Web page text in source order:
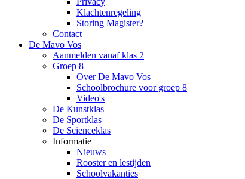
Klachtenregeling
Storing Magister?
Contact
De Mavo Vos
Aanmelden vanaf klas 2
Groep 8
Over De Mavo Vos
Schoolbrochure voor groep 8
Video's
De Kunstklas
De Sportklas
De Scienceklas
Informatie
Nieuws
Rooster en lestijden
Schoolvakanties